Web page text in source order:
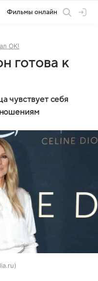
Фильмы онлайн
OK!
готова к
чувствует себя